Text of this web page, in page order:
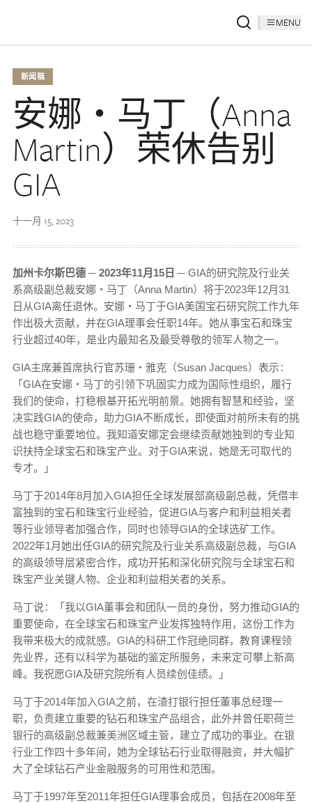
MENU
新闻稿
安娜‧马丁（Anna
Martin）荣休告别
GIA
十一月 15, 2023
加州卡尔斯巴德 ─ 2023年11月 15 日 ─ GIA的研究院及行业关
系高级副总裁安娜‧马丁（Anna Martin）将于2023年12月31
日从GIA离任退休。安娜‧马丁于GIA美国宝石研究院工作九年
作出极大贡献，并在GIA理事会任职14年。她从事宝石和珠宝
行业超过40年，是业内最知名及最受尊敬的领军人物之一。
GIA主席兼首席执行官苏珊‧雅克（Susan Jacques）表示：
「GIA在安娜‧马丁的引领下巩固实力成为国际性组织，履行
我们的使命，打稳根基开拓光明前景。她拥有智慧和经验，坚
决实践GIA的使命，助力GIA不断成长，即使面对前所未有的挑
战也稳守重要地位。我知道安娜定会继续贡献她独到的专业知
识扶持全球宝石和珠宝产业。对于GIA来说，她是无可取代的
专才。」
马丁于2014年8月加入GIA担任全球发展部高级副总裁，凭借丰
富独到的宝石和珠宝行业经验，促进GIA与客户和利益相关者
等行业领导者加强合作，同时也领导GIA的全球选矿工作。
2022年1月她出任GIA的研究院及行业关系高级副总裁，与GIA
的高级领导层紧密合作，成功开拓和深化研究院与全球宝石和
珠宝产业关键人物、企业和利益相关者的关系。
马丁说：「我以GIA董事会和团队一员的身份，努力推动GIA的
重要使命，在全球宝石和珠宝产业发挥独特作用，这份工作为
我带来极大的成就感。GIA的科研工作冠绝同群，教育课程领
先业界，还有以科学为基础的鉴定所服务，未来定可攀上新高
峰。我祝愿GIA及研究院所有人员续创佳绩。」
马丁于2014年加入GIA之前，在渣打银行担任董事总经理一
职，负责建立重要的钻石和珠宝产品组合，此外并曾任职荷兰
银行的高级副总裁兼美洲区域主管，建立了成功的事业。在银
行业工作四十多年间，她为全球钻石行业取得融资，并大幅扩
大了全球钻石产业金融服务的可用性和范围。
马丁于1997年至2011年担任GIA理事会成员，包括在2008年至